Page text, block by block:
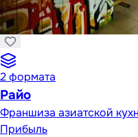
2формата
Райо
Франшиза азиатской
Прибыль